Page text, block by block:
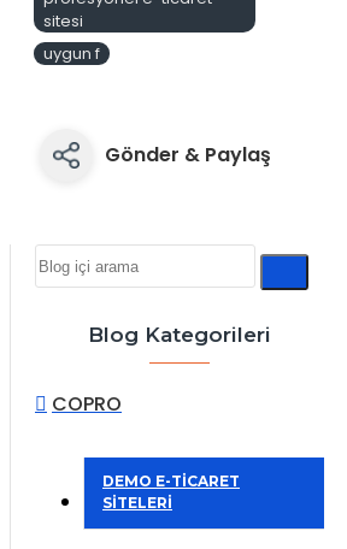
sitesi
uygun f
Gönder & Paylaş
Blog Kategorileri
COPRO
DEMO E-TİCARET
SİTELERİ